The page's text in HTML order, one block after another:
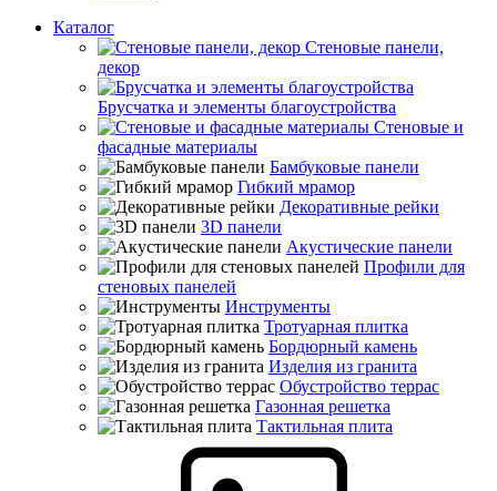
Каталог
Стеновые панели,
декор
Брусчатка и элементы благоустройства
Стеновые и
фасадные материалы
Бамбуковые панели
Гибкий мрамор
Декоративные рейки
3D панели
Акустические панели
Профили для
стеновых панелей
Инструменты
Тротуарная плитка
Бордюрный камень
Изделия из гранита
Обустройство террас
Газонная решетка
Тактильная плита